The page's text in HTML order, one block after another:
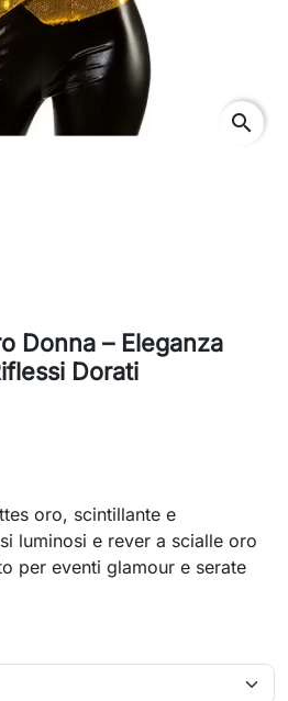
search
Donna – Eleganza
Dorati
oro, scintillante e
luminosi e rever a scialle oro
per eventi glamour e serate